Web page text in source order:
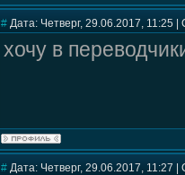
# Дата: Четверг, 29.06.2017, 11:25
хочу в
# Дата: Четверг, 29.06.2017, 11:27